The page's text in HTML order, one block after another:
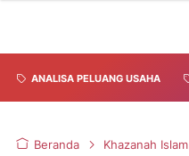
ANALISA PELUANG USAHA
Beranda Khazanah Islam